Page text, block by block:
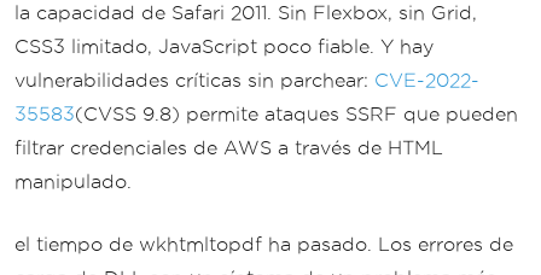
la capacidad de Safari 2011. Sin Flexbox, sin Grid,
CSS3 limitado, JavaScript poco fiable. Y hay
vulnerabilidades críticas sin parchear: CVE-2022-
35583(CVSS 9.8) permite ataques SSRF que pueden
filtrar credenciales de AWS a través de HTML
manipulado.
el tiempo de wkhtmltopdf ha pasado. Los errores de